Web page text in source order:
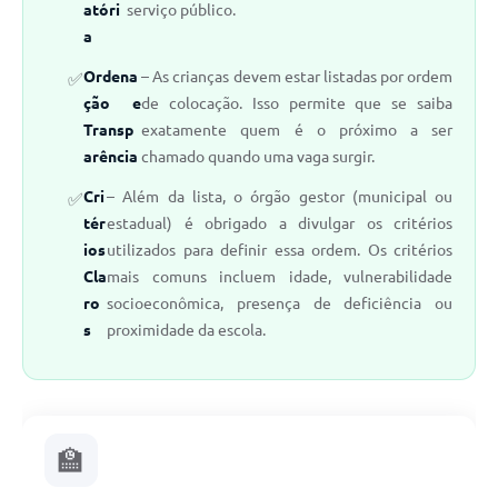
atóri
a
serviço público.
Ordena
ção e
Transp
arência
– As crianças devem estar listadas por ordem
de colocação. Isso permite que se saiba
exatamente quem é o próximo a ser
chamado quando uma vaga surgir.
Cri
tér
ios
Cla
ro
s
– Além da lista, o órgão gestor (municipal ou
estadual) é obrigado a divulgar os critérios
utilizados para definir essa ordem. Os critérios
mais comuns incluem idade, vulnerabilidade
socioeconômica, presença de deficiência ou
proximidade da escola.
🏫